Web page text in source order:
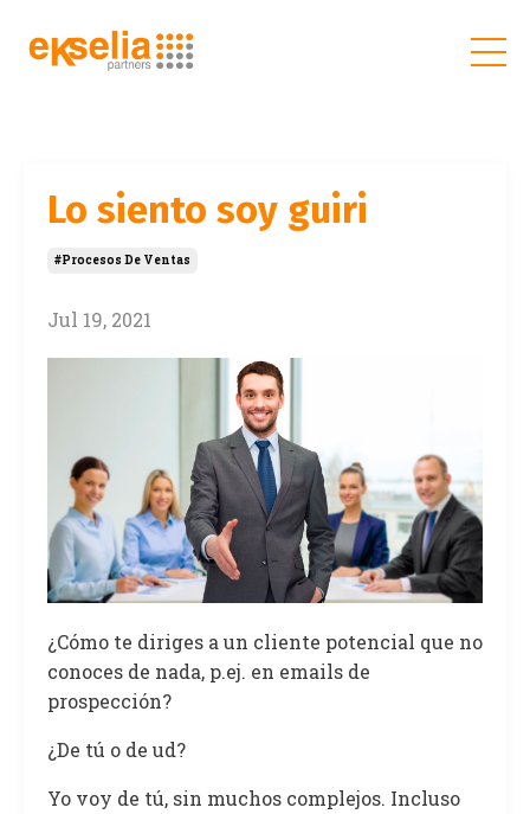
Lo siento soy guiri
#procesos De Ventas
Jul 19, 2021
¿Cómo te diriges a un cliente potencial que no
conoces de nada, p.ej. en emails de
prospección?
¿De tú o de ud?
Yo voy de tú, sin muchos complejos. Incluso